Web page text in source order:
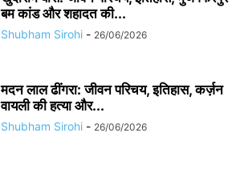
बम कांड और शहादत की...
Shubham Sirohi - 26/06/2026
मदन लाल ढींगरा: जीवन परिचय, इतिहास, कर्ज़न
वायली की हत्या और...
Shubham Sirohi - 26/06/2026